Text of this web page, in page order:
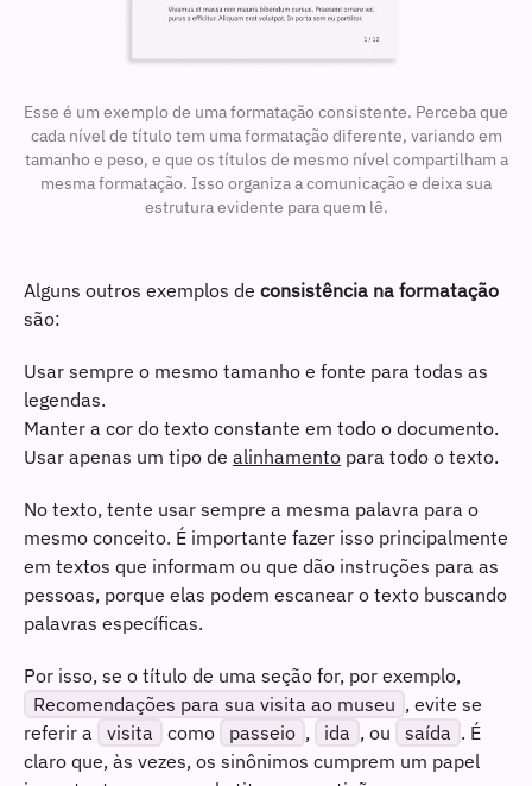
Use listas
Use margens de 2,5 cm
Use negrito para ressaltar as ideias mais importantes
Use sumários e numeração de páginas
Escreva entre 60 e 80 caracteres por linha
Use palavras conhecidas
Evite a ambiguidade
Não reaproveite textos escritos em outros momentos
Use recursos visuais
Evite expressões e figuras de linguagem
Descreva imagens, vídeos e interações
Esse é um exemplo de uma formatação consistente. Perceba que
cada nível de título tem uma formatação diferente, variando em
tamanho e peso, e que os títulos de mesmo nível compartilham a
mesma formatação. Isso organiza a comunicação e deixa sua
estrutura evidente para quem lê.
Alguns outros exemplos de consistência na formatação
são:
Usar sempre o mesmo tamanho e fonte para todas as
legendas.
Manter a cor do texto constante em todo o documento.
Usar apenas um tipo de alinhamento para todo o texto.
No texto, tente usar sempre a mesma palavra para o
mesmo conceito. É importante fazer isso principalmente
em textos que informam ou que dão instruções para as
pessoas, porque elas podem escanear o texto buscando
palavras específicas.
Por isso, se o título de uma seção for, por exemplo,
Recomendações para sua visita ao museu , evite se
referir a
visita como passeio , ida , ou saída . É
claro que, às vezes, os sinônimos cumprem um papel